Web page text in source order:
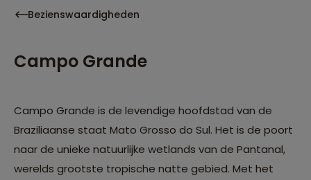
Bezienswaardigheden
Campo Grande
Campo Grande is de levendige hoofdstad van de
Braziliaanse staat Mato Grosso do Sul. Het is de poort
naar de unieke natuurlijke wetlands van de Pantanal,
werelds grootste tropische natte gebied. Met het